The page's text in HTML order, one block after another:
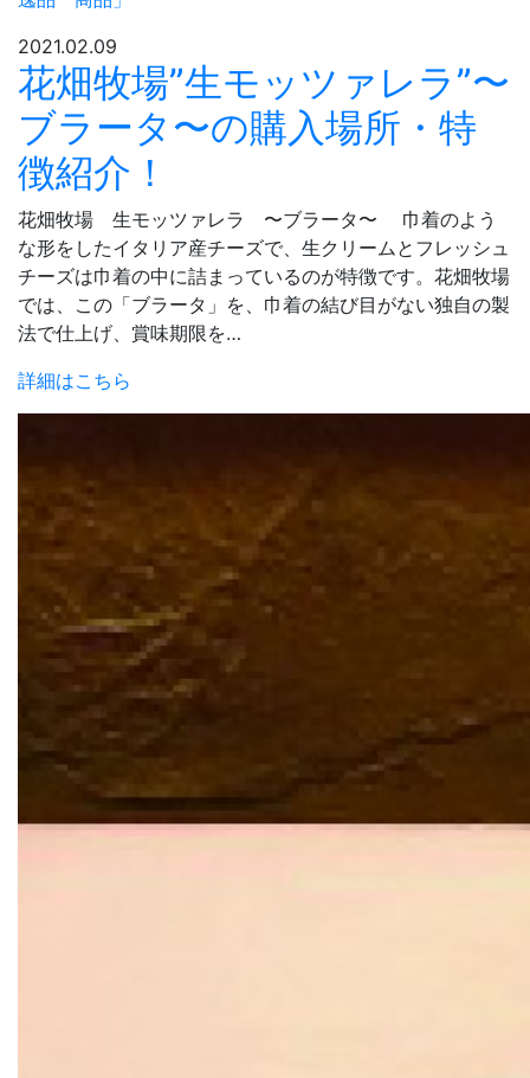
2021.02.09
花畑牧場”生モッツァレラ”〜
ブラータ〜の購入場所・特
徴紹介！
花畑牧場 生モッツァレラ 〜ブラータ〜 巾着のよう
な形をしたイタリア産チーズで、生クリームとフレッシュ
チーズは巾着の中に詰まっているのが特徴です。花畑牧場
では、この「ブラータ」を、巾着の結び目がない独自の製
法で仕上げ、賞味期限を…
詳細はこちら